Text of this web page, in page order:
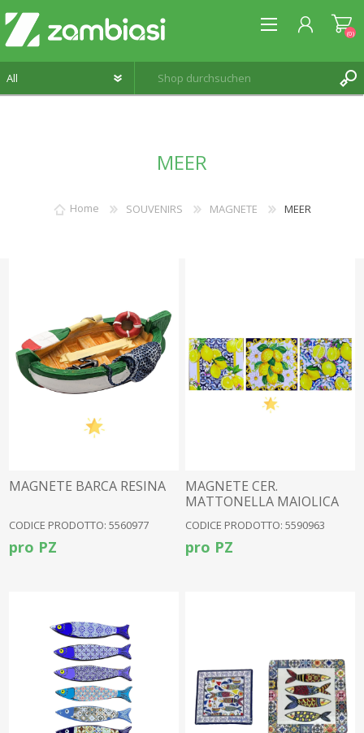
(0)
MEER
Home SOUVENIRS MAGNETE MEER
MAGNETE BARCA RESINA
CODICE PRODOTTO: 5560977
pro PZ
MAGNETE CER.
MATTONELLA MAIOLICA
CODICE PRODOTTO: 5590963
pro PZ